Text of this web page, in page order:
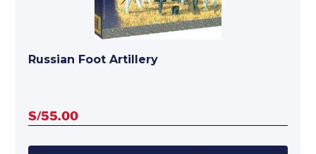
Russian Foot Artillery
S/55.00